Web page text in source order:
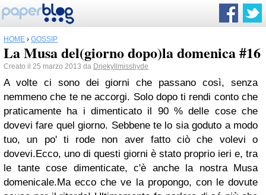
HOME › GOSSIP
La Musa del(giorno dopo)la domenica #16
Creato il 25 marzo 2013 da Drjekyllmisshyde
A volte ci sono dei giorni che passano così, senza
nemmeno che te ne accorgi. Solo dopo ti rendi conto che
praticamente ha i dimenticato il 90 % delle cose che
dovevi fare quel giorno. Sebbene te lo sia goduto a modo
tuo, un po' ti rode non aver fatto ciò che volevi o
dovevi.Ecco, uno di questi giorni è stato proprio ieri e, tra
le tante cose dimenticate, c'è anche la nostra Musa
domenicale.Ma ecco che ve la propongo, con le dovute